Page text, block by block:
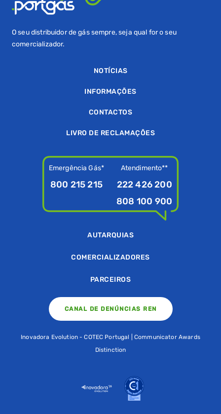
O seu distribuidor de gás sempre, seja qual for o seu
comercializador.
NOTÍCIAS
INFORMAÇÕES
CONTACTOS
LIVRO DE RECLAMAÇÕES
Emergência Gás*
800 215 215
Atendimento**
222 426 200
808 100 900
AUTARQUIAS
COMERCIALIZADORES
PARCEIROS
CANAL DE DENÚNCIAS REN
Inovadora Evolution - COTEC Portugal | Communicator Awards
Distinction